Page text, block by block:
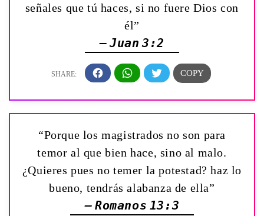
señales que tú haces, si no fuere Dios con
él”
— Juan 3:2
“Porque los magistrados no son para
temor al que bien hace, sino al malo.
¿Quieres pues no temer la potestad? haz lo
bueno, tendrás alabanza de ella”
— Romanos 13:3